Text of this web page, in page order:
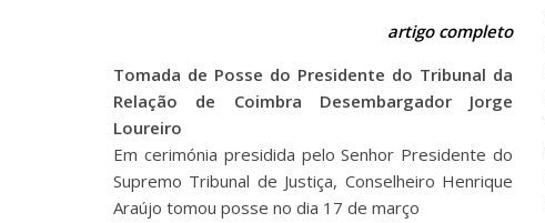
artigo completo
Tomada de Posse do Presidente do Tribunal da
Relação de Coimbra Desembargador Jorge
Loureiro
Em cerimónia presidida pelo Senhor Presidente do
Supremo Tribunal de Justiça, Conselheiro Henrique
Araújo tomou posse no dia 17 de março